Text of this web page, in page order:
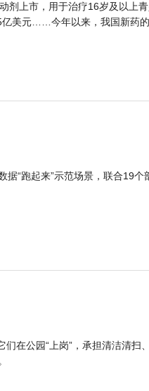
剂上市，用于治疗16岁及以上
美元……今年以来，我国新药的
“跑起来”示范场景，联合19个
在公园“上岗”，承担清洁清扫